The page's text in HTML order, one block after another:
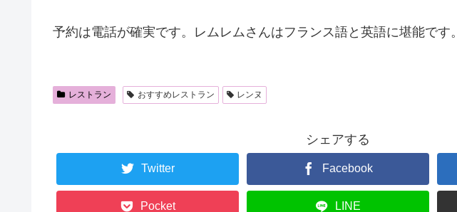
予約は電話が確実です。レムレムさんはフランス語と英語に堪能です。
レストラン おすすめレストラン レンヌ
シェアする
Twitter Facebook
Pocket LINE